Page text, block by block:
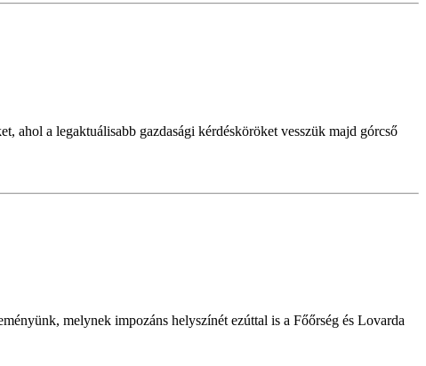
ahol a legaktuálisabb gazdasági kérdésköröket vesszük majd górcső
melynek impozáns helyszínét ezúttal is a Főőrség és Lovarda